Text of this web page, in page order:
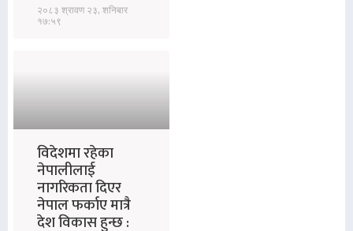
२०८३ श्रावण २३, शनिबार
१७:५९
विदेशमा रहेका
नेपालीलाई
नागरिकता दिएर
नेपाल फर्काए मात्रै
देश विकास हुन्छ :